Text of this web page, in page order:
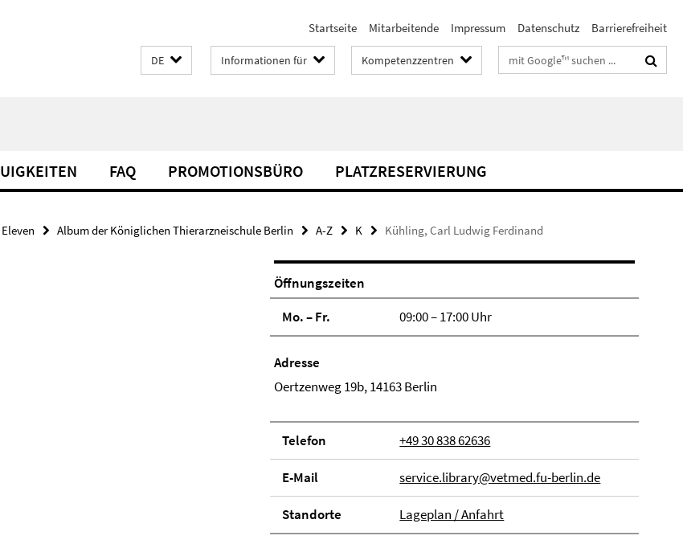
Startseite Mitarbeitende Impressum Datenschutz Barrierefreiheit
DE Informationen für Kompetenzzentren Suchbegriffe
FAQ PROMOTIONSBÜRO PLATZRESERVIERUNG
Album der Königlichen Thierarzneischule Berlin A-Z K Kühling, Carl Ludwig Ferdinand
Öffnungszeiten
Mo. – Fr.
09:00 – 17:00 Uhr
Adresse
Oertzenweg 19b, 14163 Berlin
Telefon +49 30 838 62636
E-Mail service.library@vetmed.fu-berlin.de
Stand­orte Lageplan / Anfahrt